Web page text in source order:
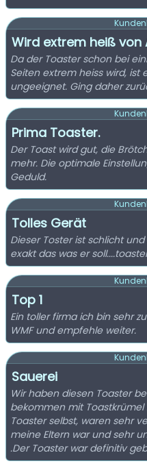
Wird extrem heiß von
Da der Toaster schon bei
Seiten extrem heiss wird, ist
ungeeignet. Ging daher
Prima Toaster.
Der Toast wird gut, die
mehr. Die optimale
Geduld.
Tolles Gerät
Dieser Toster ist schlicht
exakt das was er
Top 1
Ein toller firma ich bin sehr
WMF und empfehle weiter.
Sauerei
Wir haben diesen Toaster
bekommen mit
Toaster selbst, waren sehr
meine Eltern war und sehr
.Der Toaster war definitiv